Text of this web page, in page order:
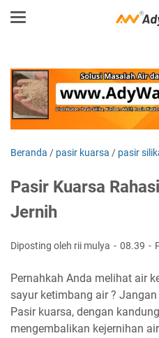
Beranda / pasir kuarsa / pasir
Pasir Kuarsa
Jernih
Diposting oleh rii mulya 08.39
Pernahkah Anda melihat air
sayur ketimbang air ?
Pasir kuarsa, dengan
mengembalikan kejernihan